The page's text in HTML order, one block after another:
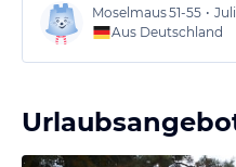
Moselmaus51-55 •
Aus Deutschland